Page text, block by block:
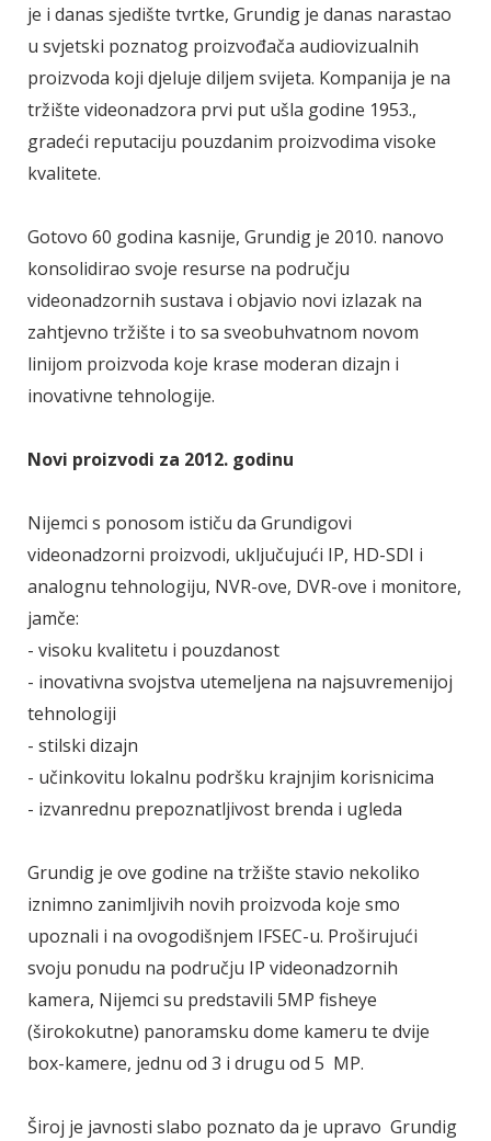
je i danas sjedište tvrtke, Grundig je danas narastao
u svjetski poznatog proizvođača audiovizualnih
proizvoda koji djeluje diljem svijeta. Kompanija je na
tržište videonadzora prvi put ušla godine 1953.,
gradeći reputaciju pouzdanim proizvodima visoke
kvalitete.
Gotovo 60 godina kasnije, Grundig je 2010. nanovo
konsolidirao svoje resurse na području
videonadzornih sustava i objavio novi izlazak na
zahtjevno tržište i to sa sveobuhvatnom novom
linijom proizvoda koje krase moderan dizajn i
inovativne tehnologije.
Novi proizvodi za 2012. godinu
Nijemci s ponosom ističu da Grundigovi
videonadzorni proizvodi, uključujući IP, HD-SDI i
analognu tehnologiju, NVR-ove, DVR-ove i monitore,
jamče:
- visoku kvalitetu i pouzdanost
- inovativna svojstva utemeljena na najsuvremenijoj
tehnologiji
- stilski dizajn
- učinkovitu lokalnu podršku krajnjim korisnicima
- izvanrednu prepoznatljivost brenda i ugleda
Grundig je ove godine na tržište stavio nekoliko
iznimno zanimljivih novih proizvoda koje smo
upoznali i na ovogodišnjem IFSEC-u. Proširujući
svoju ponudu na području IP videonadzornih
kamera, Nijemci su predstavili 5MP fisheye
(širokokutne) panoramsku dome kameru te dvije
box-kamere, jednu od 3 i drugu od 5 MP.
Široj je javnosti slabo poznato da je upravo Grundig